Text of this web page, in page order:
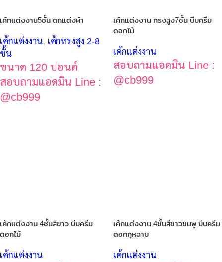
เค้กแต่งงาน5ชั้น ตกแต่งผ้า
เค้กแต่งงาน, เค้กทรงสูง 2-8
ชั้น
ขนาด 120 ปอนด์
สอบถามแอดมิน Line :
@cb999
เค้กแต่งงาน ทรงสูง7ชั้น บีบครีม
ดอกไม้
เค้กแต่งงาน
สอบถามแอดมิน Line :
@cb999
เค้กแต่งงาน 4ชั้นสีขาว บีบครีม
ดอกไม้
เค้กแต่งงาน
เค้กแต่งงาน 4ชั้นสีขาวชมพู บีบครีม
ดอกกุหลาบ
เค้กแต่งงาน